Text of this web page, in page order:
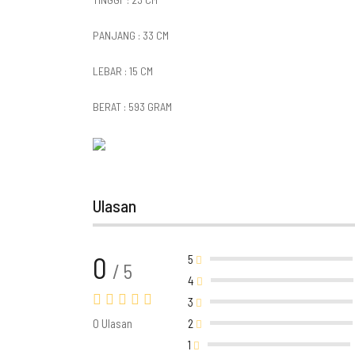
PANJANG : 33 CM
LEBAR : 15 CM
BERAT : 593 GRAM
Ulasan
0 / 5
0 Ulasan
5
4
3
2
1